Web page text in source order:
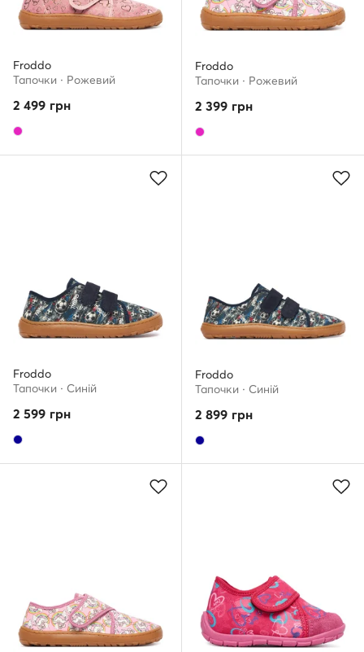
Froddo
Тапочки · Рожевий
2 499 грн
Froddo
Тапочки · Рожевий
2 399 грн
Froddo
Тапочки · Cиній
2 599 грн
Froddo
Тапочки · Cиній
2 899 грн